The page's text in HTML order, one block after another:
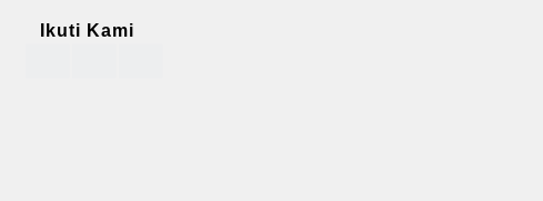
Ikuti Kami